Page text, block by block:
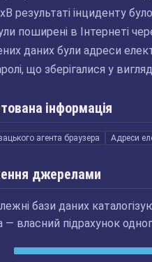
результаті інциденту
поширені в Інтернеті
даних були адреси
що зберігалися у
інформація
агента браузера Адреси
джерелами
бази даних
власний підрахунок